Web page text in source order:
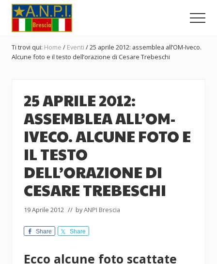
Menu
Passa
contenuto
principale
Passa
alla
barra
laterale
primaria
Passa
pagina
Provinciale
dell'ANPI
Ti trovi qui: Home / Eventi /25 aprile 2012: assemblea all’OM-Iveco.
Alcune foto e il testo dell’orazione di Cesare Trebeschi
25 APRILE 2012:
ASSEMBLEA ALL’OM-
IVECO. ALCUNE FOTO E
IL TESTO
DELL’ORAZIONE DI
CESARE TREBESCHI
19 Aprile 2012 // byANPI Brescia
Share Share
Ecco alcune foto scattate